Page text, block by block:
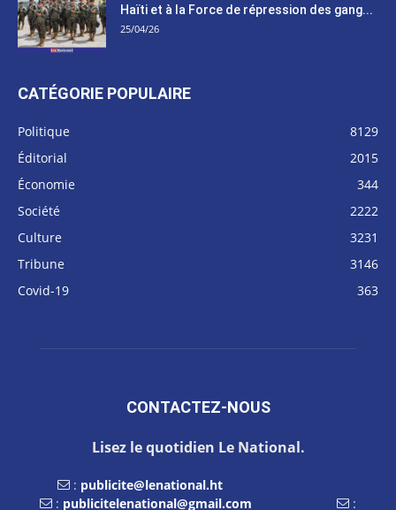
Haïti et à la Force de répression des gang...
25/04/26
CATÉGORIE POPULAIRE
Politique
8129
Éditorial
2015
Économie
344
Société
2222
Culture
3231
Tribune
3146
Covid-19
363
CONTACTEZ-NOUS
Lisez le quotidien Le National.
: publicite@lenational.ht
: publicitelenational@gmail.com :